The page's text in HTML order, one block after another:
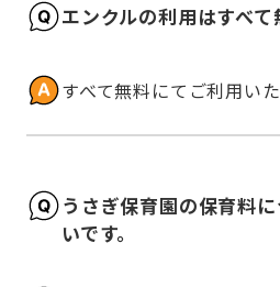
エンクルの利用はすべて
すべて無料にてご利用いた
うさぎ保育園の保育料
いです。